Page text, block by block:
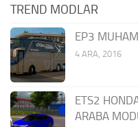
TREND MODLAR
EP3
4 ARA, 2016
ETS2
ARABA